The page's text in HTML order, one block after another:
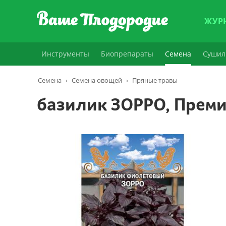
Инструменты Биопрепараты Семена
Семена › Семена овощей › Пряные травы
базилик ЗОРРО,